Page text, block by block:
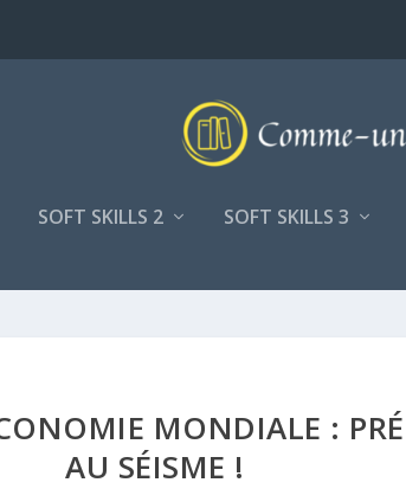
SOFT SKILLS 2 SOFT SKILLS 3
MONDIALE :
AU SÉISME !